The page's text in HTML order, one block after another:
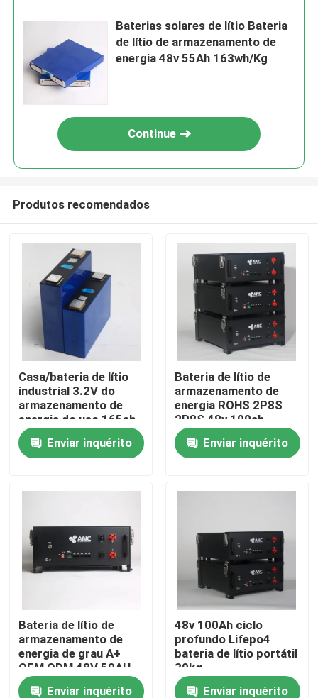
Casa
Produtos
Fábrica
Controle de Qualidade
Fale Conosco
notícias
Baterias solares de lítio Bateria
de lítio de armazenamento de
energia 48v 55Ah 163wh/Kg
Continue
Produtos recomendados
Casa/bateria de lítio
industrial 3.2V do
armazenamento de
energia do uso 165ah
Enviar inquérito
Bateria de lítio de
armazenamento de
energia ROHS 2P8S
2P8S 48v 100ah
Lifepo4 5,12 Kwh
Enviar inquérito
Bateria de lítio de
armazenamento de
energia de grau A+
OEM ODM 48V 50AH
Enviar inquérito
48v 100Ah ciclo
profundo Lifepo4
bateria de lítio portátil
30kg
Enviar inquérito